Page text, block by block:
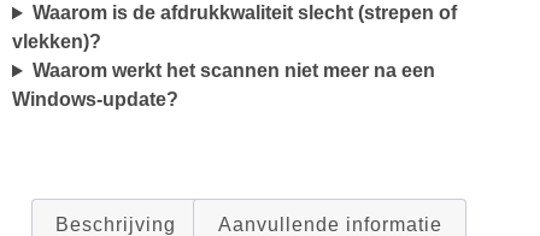
Waarom is de afdrukkwaliteit slecht (strepen of
vlekken)?
Waarom werkt het scannen niet meer na een
Windows-update?
Beschrijving Aanvullende informatie